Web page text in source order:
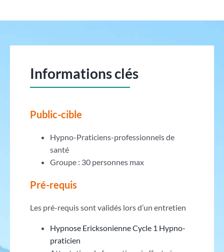
Informations clés
Public-cible
Hypno-Praticiens-professionnels de
santé
Groupe : 30 personnes max
Pré-requis
Les pré-requis sont validés lors d’un entretien
Hypnose Ericksonienne Cycle 1 Hypno-
praticien